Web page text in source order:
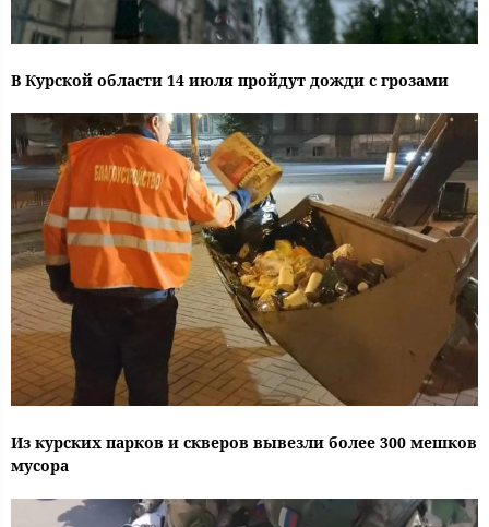
В Курской области 14 июля пройдут дожди с грозами
Из курских парков и скверов вывезли более 300 мешков
мусора